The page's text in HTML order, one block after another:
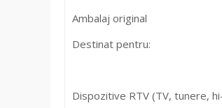
Ambalaj original
Destinat pentru:
Dispozitive RTV (TV, tunere,